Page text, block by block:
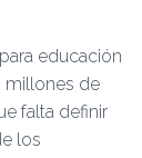
educación
millones de
falta definir
los